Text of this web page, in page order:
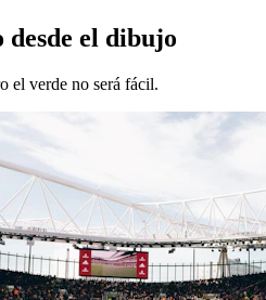
el dibujo
el verde no será fácil.